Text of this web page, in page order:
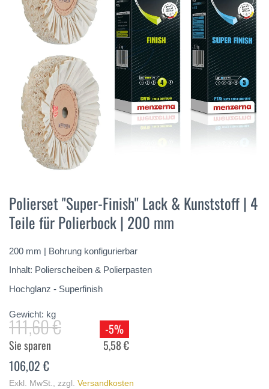
der
Bildergalerie
springen
Polierset "Super-Finish" Lack & Kunststoff | 4
Teile für Polierbock | 200 mm
200 mm | Bohrung konfigurierbar
Inhalt: Polierscheiben & Polierpasten
Hochglanz - Superfinish
Gewicht: kg
111,60 €
-5%
Sie sparen
5,58 €
106,02 €
Exkl. MwSt. zzgl. Versandkosten